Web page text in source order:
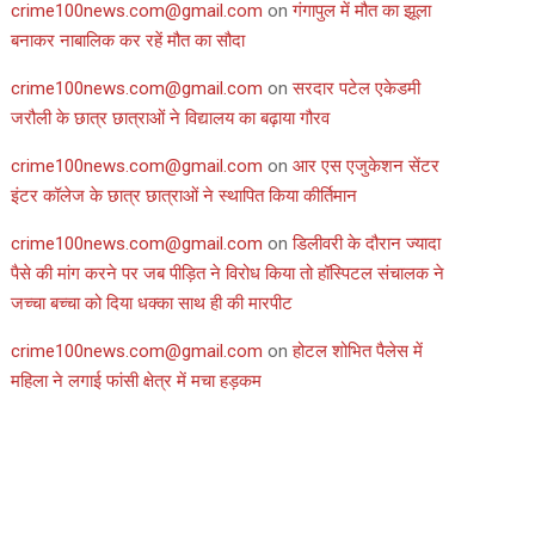
crime100news.com@gmail.com onगंगापुल में मौत का झूला
बनाकर नाबालिक कर रहें मौत का सौदा
crime100news.com@gmail.com onसरदार पटेल एकेडमी
जरौली के छात्र छात्राओं ने विद्यालय का बढ़ाया गौरव
crime100news.com@gmail.com on आर एस एजुकेशन सेंटर
इंटर कॉलेज के छात्र छात्राओं ने स्थापित किया कीर्तिमान
crime100news.com@gmail.com onडिलीवरी के दौरान ज्यादा
पैसे की मांग करने पर जब पीड़ित ने विरोध किया तो हॉस्पिटल संचालक ने
जच्चा बच्चा को दिया धक्का साथ ही की मारपीट
crime100news.com@gmail.com onहोटल शोभित पैलेस में
महिला ने लगाई फांसी क्षेत्र में मचा हड़कम